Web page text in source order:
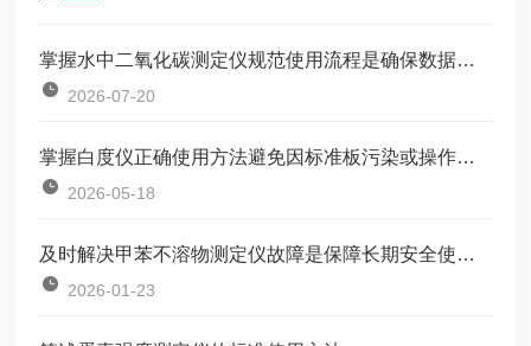
掌握水中二氧化碳测定仪规范使用流程是确保数据准确可靠的前提
2026-07-20
掌握白度仪正确使用方法避免因标准板污染或操作不规范引入误差
2026-05-18
及时解决甲苯不溶物测定仪故障是保障长期安全使用的关键
2026-01-23